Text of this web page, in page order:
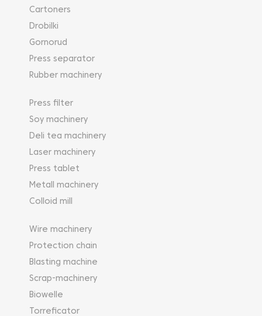
Cartoners
Drobilki
Gornorud
Press separator
Rubber machinery
Press filter
Soy machinery
Deli tea machinery
Laser machinery
Press tablet
Metall machinery
Colloid mill
Wire machinery
Protection chain
Blasting machine
Scrap-machinery
Biowelle
Torreficator